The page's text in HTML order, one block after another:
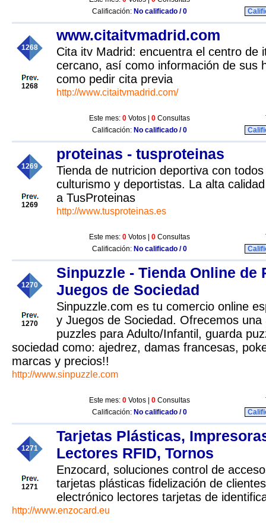
Calificación: No calificado / 0
1268
1268
www.citaitvmadrid.com
Cita itv Madrid: encuentra el centro de
cercano, así como información de sus
como pedir cita previa
http://www.citaitvmadrid.com/
Este mes: 0 Votos | 0 Consultas
Calificación: No calificado / 0
1269
1269
proteinas - tusproteinas
Tienda de nutricion deportiva con
culturismo y deportistas. La alta
a TusProteinas
http://www.tusproteinas.es
Este mes: 0 Votos | 0 Consultas
Calificación: No calificado / 0
1270
1270
Sinpuzzle - Tienda Online de
Juegos de Sociedad
Sinpuzzle.com es tu comercio online
y Juegos de Sociedad. Ofrecemos una
puzzles para Adulto/Infantil, guarda
sociedad como: ajedrez, damas francesas,
marcas y precios!!
http://www.sinpuzzle.com
Este mes: 0 Votos | 0 Consultas
Calificación: No calificado / 0
1271
1271
Tarjetas Plásticas,
Lectores RFID, Tornos
Enzocard, soluciones control de
tarjetas plásticas fidelización de
electrónico lectores tarjetas de
http://www.enzocard.eu